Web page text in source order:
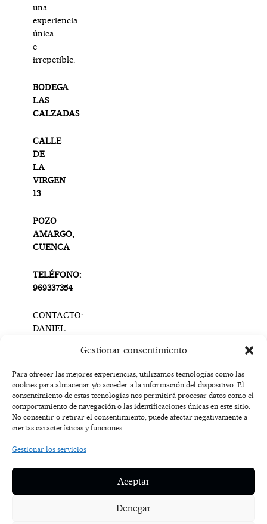
Gestionar consentimiento
Para ofrecer las mejores experiencias, utilizamos tecnologías como las
cookies para almacenar y/o acceder a la información del dispositivo. El
consentimiento de estas tecnologías nos permitirá procesar datos como el
comportamiento de navegación o las identificaciones únicas en este sitio.
No consentir o retirar el consentimiento, puede afectar negativamente a
ciertas características y funciones.
Gestionar los servicios
Aceptar
Denegar
una
experiencia
única
e
irrepetible.
BODEGA
LAS
CALZADAS
CALLE
DE
LA
VIRGEN
13
POZO
AMARGO,
CUENCA
TELÉFONO:
969337354
CONTACTO:
DANIEL
info@bodegascalzadas.com
F
a
c
e
-
f
I
n
s
t
m
X
-
t
w
r
Y
o
u
t
T
i
k
t
AVISO
POLÍTICA DE